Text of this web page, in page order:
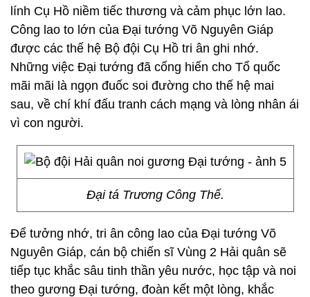
lính Cụ Hồ niềm tiếc thương và cảm phục lớn lao.
Công lao to lớn của Đại tướng Võ Nguyên Giáp
được các thế hệ Bộ đội Cụ Hồ tri ân ghi nhớ.
Những việc Đại tướng đã cống hiến cho Tổ quốc
mãi mãi là ngọn đuốc soi đường cho thế hệ mai
sau, về chí khí đấu tranh cách mạng và lòng nhân ái
vì con người.
Đại tá Trương Công Thế.
Để tưởng nhớ, tri ân công lao của Đại tướng Võ
Nguyên Giáp, cán bộ chiến sĩ Vùng 2 Hải quân sẽ
tiếp tục khắc sâu tinh thần yêu nước, học tập và noi
theo gương Đại tướng, đoàn kết một lòng, khắc